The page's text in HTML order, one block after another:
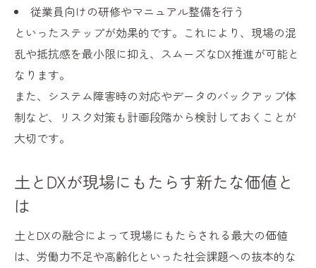
従業員向けの研修やマニュアル整備を行う
といったステップが効果的です。これにより、現場の混
乱や抵抗感を最小限に抑え、スムーズなDX推進が可能と
なります。
また、システム障害時の対応やデータのバックアップ体
制など、リスク対策も計画段階から検討しておくことが
大切です。
土とDXが現場にもたらす新たな価値と
は
土とDXの融合によって現場にもたらされる最大の価値
は、労働力不足や高齢化といった社会課題への抜本的な